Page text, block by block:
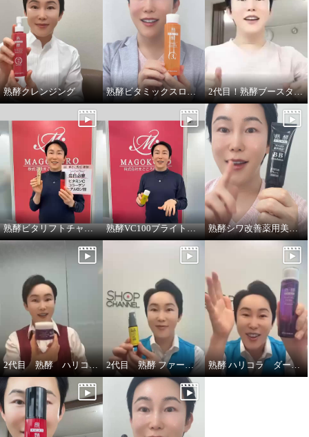
熟酵クレンジング 熟酵ビタミックスローション 2代目！熟酵ブースター導入美容液
熟酵ビタリフトチャージミスト 熟酵VC100ブライトアップUV 熟酵シワ改善薬用美白BBファンデーション
2代目 熟酵 ハリコラクリーム 2代目 熟酵 ファーメントエッセンスVC100 熟酵 ハリコラ ダーマエッセンス